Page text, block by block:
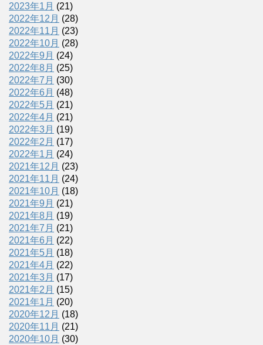
2023年1月 (21)
2022年12月 (28)
2022年11月 (23)
2022年10月 (28)
2022年9月 (24)
2022年8月 (25)
2022年7月 (30)
2022年6月 (48)
2022年5月 (21)
2022年4月 (21)
2022年3月 (19)
2022年2月 (17)
2022年1月 (24)
2021年12月 (23)
2021年11月 (24)
2021年10月 (18)
2021年9月 (21)
2021年8月 (19)
2021年7月 (21)
2021年6月 (22)
2021年5月 (18)
2021年4月 (22)
2021年3月 (17)
2021年2月 (15)
2021年1月 (20)
2020年12月 (18)
2020年11月 (21)
2020年10月 (30)